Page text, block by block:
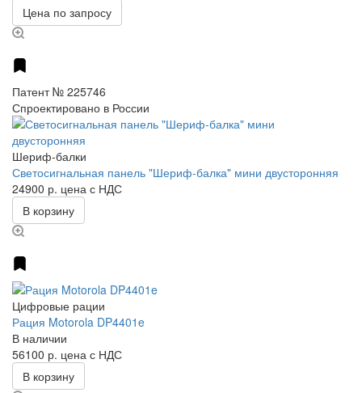
Цена по запросу
Патент № 225746
Спроектировано в России
Шериф-балки
Светосигнальная панель "Шериф-балка" мини двусторонняя
24900 р. цена с НДС
В корзину
Цифровые рации
Рация Motorola DP4401e
В наличии
56100 р. цена с НДС
В корзину